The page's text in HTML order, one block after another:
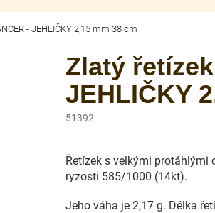
- JEHLIČKY 2,15 mm 38 cm
Řetízek s velkými protáhlými
ryzosti 585/1000 (14kt).
Jeho váha je 2,17 g. Délka
Zlatý
JEHLIČKY
51392